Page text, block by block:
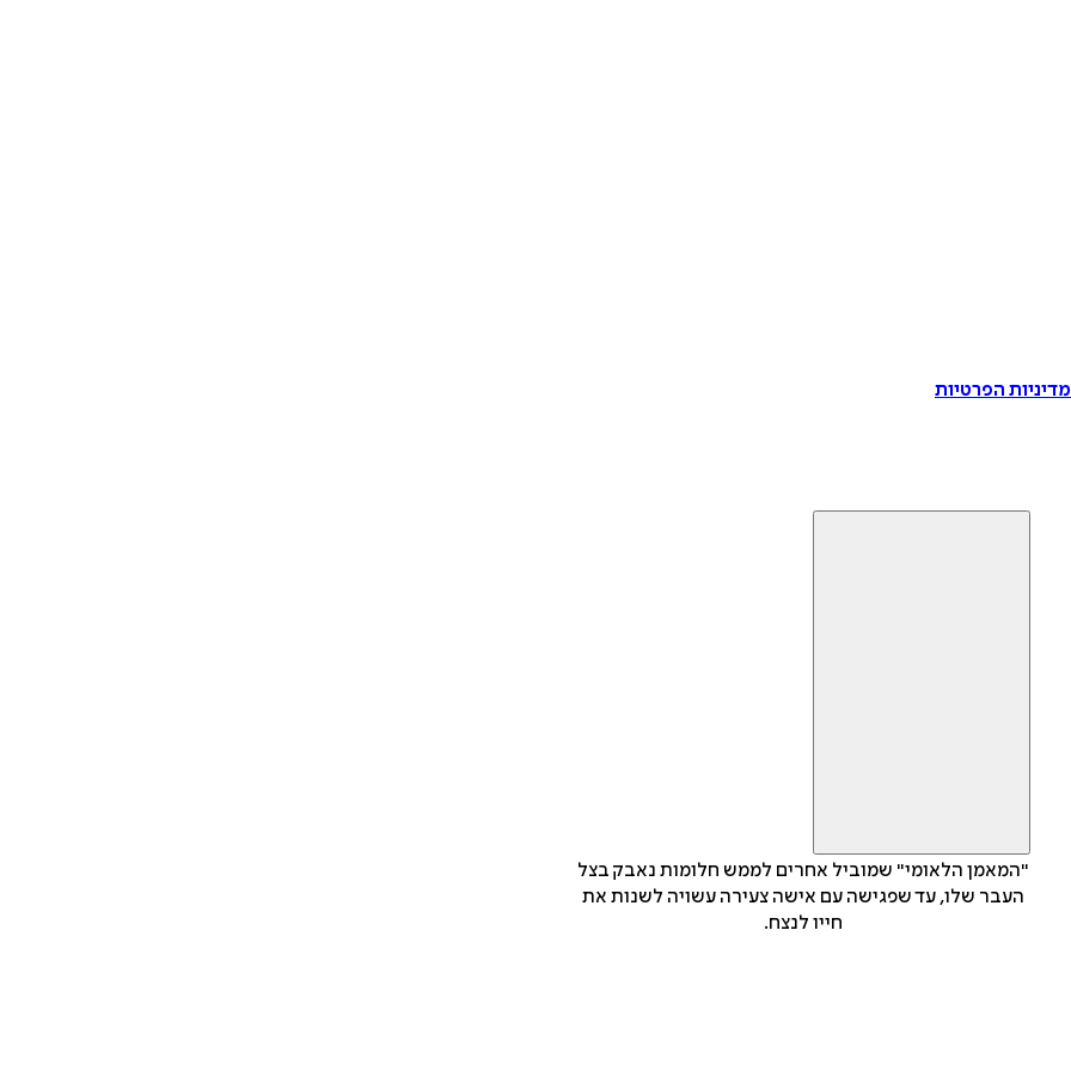
הפרטיות
"המאמן הלאומי" שמוביל אחרים לממש חלומות נאבק בצל
העבר שלו, עד שפגישה עם אישה צעירה עשויה לשנות את
חייו לנצח.